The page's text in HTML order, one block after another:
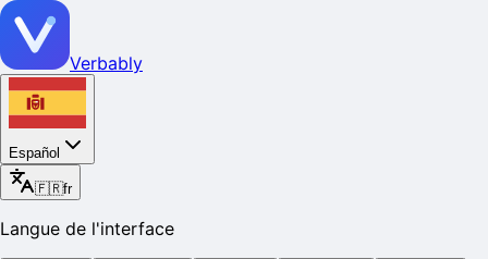
Verbably
Español
🇫🇷fr
Langue de l'interface